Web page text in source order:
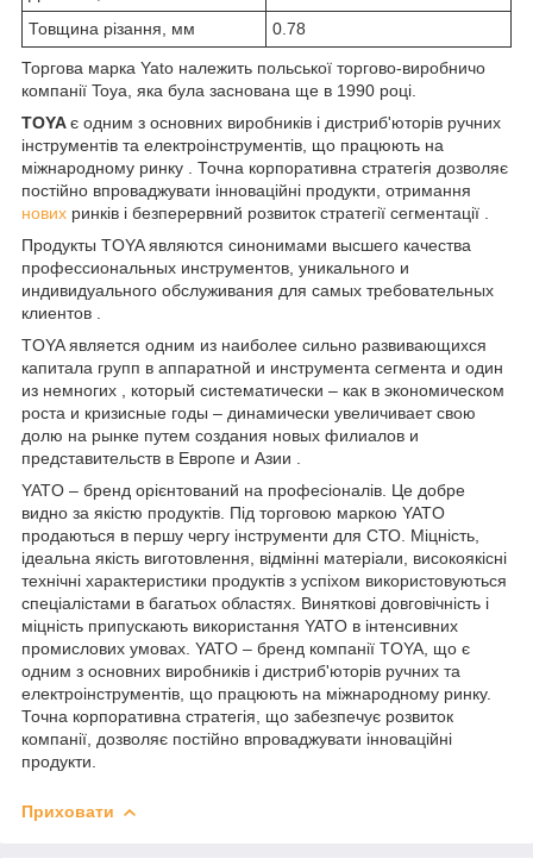
Товщина різання, мм
0.78
Торгова марка Yato належить польської торгово-виробничо
компанії Toya, яка була заснована ще в 1990 році.
TOYAє одним з основних виробників і дистриб'юторів ручних
інструментів та електроінструментів, що працюють на
міжнародному ринку . Точна корпоративна стратегія дозволяє
постійно впроваджувати інноваційні продукти, отримання
нових ринків і безперервний розвиток стратегії сегментації .
Продукты TOYA являются синонимами высшего качества
профессиональных инструментов, уникального и
индивидуального обслуживания для самых требовательных
клиентов .
TOYA является одним из наиболее сильно развивающихся
капитала групп в аппаратной и инструмента сегмента и один
из немногих , который систематически – как в экономическом
роста и кризисные годы – динамически увеличивает свою
долю на рынке путем создания новых филиалов и
представительств в Европе и Азии .
YATO – бренд орієнтований на професіоналів. Це добре
видно за якістю продуктів. Під торговою маркою YATO
продаються в першу чергу інструменти для СТО. Міцність,
ідеальна якість виготовлення, відмінні матеріали, високоякісні
технічні характеристики продуктів з успіхом використовуються
спеціалістами в багатьох областях. Виняткові довговічність і
міцність припускають використання YATO в інтенсивних
промислових умовах. YATO – бренд компанії TOYA, що є
одним з основних виробників і дистриб'юторів ручних та
електроінструментів, що працюють на міжнародному ринку.
Точна корпоративна стратегія, що забезпечує розвиток
компанії, дозволяє постійно впроваджувати інноваційні
продукти.
Приховати